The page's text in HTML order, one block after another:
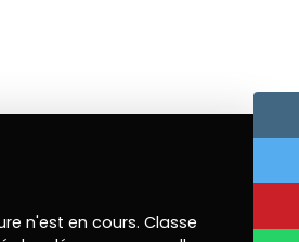
n'est en cours. Classe